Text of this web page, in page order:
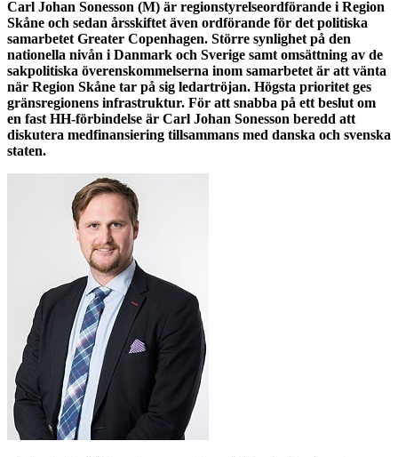
Carl Johan Sonesson (M) är regionstyrelseordförande i Region
Skåne och sedan årsskiftet även ordförande för det politiska
samarbetet Greater Copenhagen. Större synlighet på den
nationella nivån i Danmark och Sverige samt omsättning av de
sakpolitiska överenskommelserna inom samarbetet är att vänta
när Region Skåne tar på sig ledartröjan. Högsta prioritet ges
gränsregionens infrastruktur. För att snabba på ett beslut om
en fast HH-förbindelse är Carl Johan Sonesson beredd att
diskutera medfinansiering tillsammans med danska och svenska
staten.